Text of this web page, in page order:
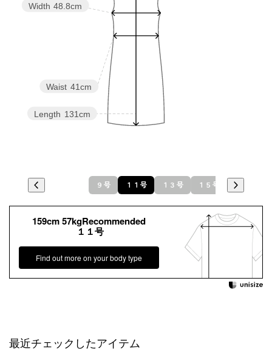
Length 131cm
Waist 41cm
Width 48.8cm
９号 １１号 １３号 １５号
159cm 57kgRecommended
１１号
Find out more on your body type
最近チェックしたアイテム